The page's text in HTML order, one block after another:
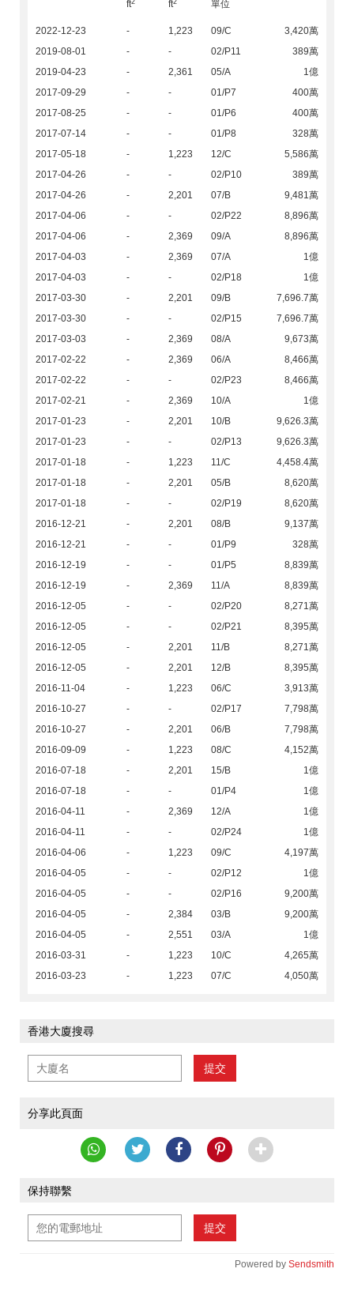
ft ft 單位
2022-12-23 - 1,223 09/C
3,420萬
2019-08-01
- - 02/P11
389萬
2019-04-23
- 2,361 05/A
1億
2017-09-29
- - 01/P7
400萬
2017-08-25
- - 01/P6
400萬
2017-07-14
- - 01/P8
328萬
2017-05-18
- 1,223 12/C
5,586萬
2017-04-26
- - 02/P10
389萬
2017-04-26
- 2,201 07/B
9,481萬
2017-04-06
- - 02/P22
8,896萬
2017-04-06
- 2,369 09/A
8,896萬
2017-04-03
- 2,369 07/A
1億
2017-04-03
- - 02/P18
1億
2017-03-30
- 2,201 09/B
7,696.7萬
2017-03-30
- - 02/P15
7,696.7萬
2017-03-03
- 2,369 08/A
9,673萬
2017-02-22
- 2,369 06/A
8,466萬
2017-02-22
- - 02/P23
8,466萬
2017-02-21
- 2,369 10/A
1億
2017-01-23
- 2,201 10/B
9,626.3萬
2017-01-23
- - 02/P13
9,626.3萬
2017-01-18
- 1,223 11/C
4,458.4萬
2017-01-18
- 2,201 05/B
8,620萬
2017-01-18
- - 02/P19
8,620萬
2016-12-21
- 2,201 08/B
9,137萬
2016-12-21
- - 01/P9
328萬
2016-12-19
- - 01/P5
8,839萬
2016-12-19
- 2,369 11/A
8,839萬
2016-12-05
- - 02/P20
8,271萬
2016-12-05
- - 02/P21
8,395萬
2016-12-05
- 2,201 11/B
8,271萬
2016-12-05
- 2,201 12/B
8,395萬
2016-11-04
- 1,223 06/C
3,913萬
2016-10-27
- - 02/P17
7,798萬
2016-10-27
- 2,201 06/B
7,798萬
2016-09-09
- 1,223 08/C
4,152萬
2016-07-18
- 2,201 15/B
1億
2016-07-18
- - 01/P4
1億
2016-04-11
- 2,369 12/A
1億
2016-04-11
- - 02/P24
1億
2016-04-06
- 1,223 09/C
4,197萬
2016-04-05
- - 02/P12
1億
2016-04-05
- - 02/P16
9,200萬
2016-04-05
- 2,384 03/B
9,200萬
2016-04-05
- 2,551 03/A
1億
2016-03-31
- 1,223 10/C
4,265萬
2016-03-23
- 1,223 07/C 4,050萬
香港大廈搜尋
提交
分享此頁面
保持聯繫
提交
Powered by Sendsmith